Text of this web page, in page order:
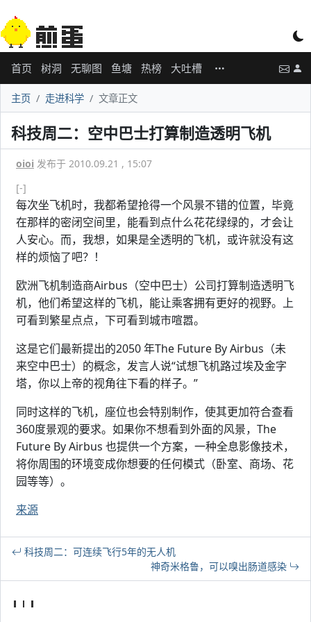
首页 树洞 无聊图 鱼塘 热榜 大吐槽
主页 走进科学 文章正文
科技周二：空中巴士打算制造透明飞机
oioi 发布于 2010.09.21 , 15:07
[-]
每次坐飞机时，我都希望抢得一个风景不错的位置，毕竟
在那样的密闭空间里，能看到点什么花花绿绿的，才会让
人安心。而，我想，如果是全透明的飞机，或许就没有这
样的烦恼了吧？！
欧洲飞机制造商Airbus（空中巴士）公司打算制造透明飞
机，他们希望这样的飞机，能让乘客拥有更好的视野。上
可看到繁星点点，下可看到城市喧嚣。
这是它们最新提出的2050 年The Future By Airbus（未
来空中巴士）的概念，发言人说“试想飞机路过埃及金字
塔，你以上帝的视角往下看的样子。”
同时这样的飞机，座位也会特别制作，使其更加符合查看
360度景观的要求。如果你不想看到外面的风景，The
Future By Airbus 也提供一个方案，一种全息影像技术，
将你周围的环境变成你想要的任何模式（卧室、商场、花
园等等）。
来源
科技周二：可连续飞行5年的无人机
神奇米格鲁，可以嗅出肠道感染